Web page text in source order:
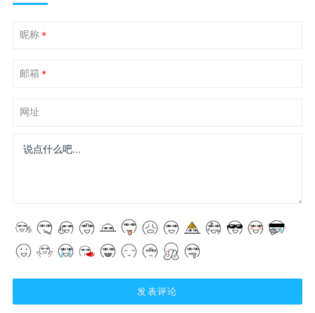
昵称 *
邮箱 *
网址